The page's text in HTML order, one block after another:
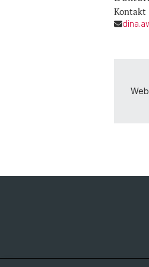
Kontakt